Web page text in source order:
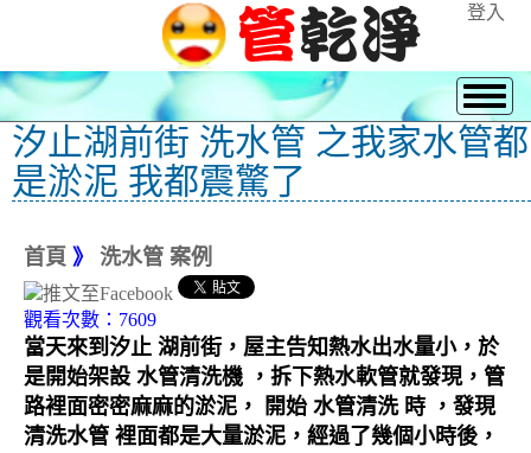
登入
汐止湖前街 洗水管 之我家水管都
是淤泥 我都震驚了
首頁 》 洗水管 案例
觀看次數：7609
當天來到汐止 湖前街，屋主告知熱水出水量小，於
是開始架設 水管清洗機 ，拆下熱水軟管就發現，管
路裡面密密麻麻的淤泥， 開始 水管清洗 時 ，發現
清洗水管 裡面都是大量淤泥，經過了幾個小時後，